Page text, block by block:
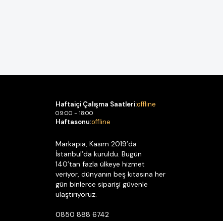
Haftaiçi Çalışma Saatleri:offline
09:00 - 18:00
Haftasonu:offline
Markapia, Kasım 2019’da
İstanbul’da kuruldu. Bugün
140’tan fazla ülkeye hizmet
veriyor, dünyanın beş kıtasına her
gün binlerce siparişi güvenle
ulaştırıyoruz.
0850 888 6742